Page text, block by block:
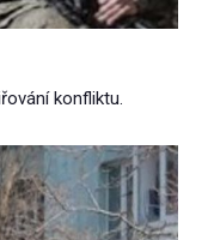
konfliktu.